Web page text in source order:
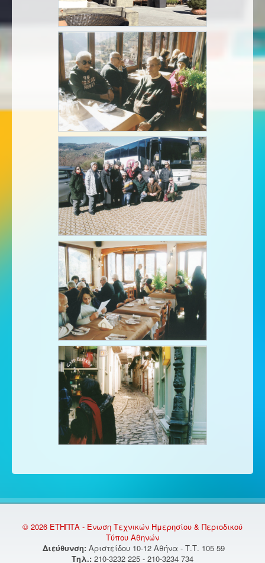
© 2026 ΕΤΗΠΤΑ - Ένωση Τεχνικών Ημερησίου & Περιοδικού
Τύπου Αθηνών
Διεύθυνση: Αριστείδου 10-12 Αθήνα - Τ.Τ. 105 59
Τηλ.: 210-3232 225 - 210-3234 734